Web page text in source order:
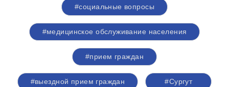
#социальные вопросы
#медицинское обслуживание населения
#прием граждан
#выездной прием граждан #Сургут